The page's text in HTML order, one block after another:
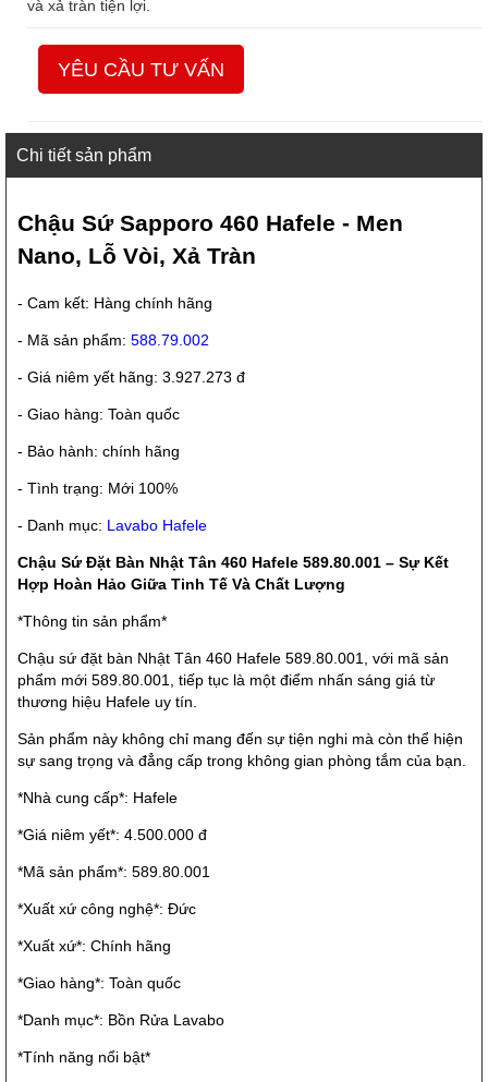
và xả tràn tiện lợi.
YÊU CẦU TƯ VẤN
Chi tiết sản phẩm
Chậu Sứ Sapporo 460 Hafele - Men
Nano, Lỗ Vòi, Xả Tràn
- Cam kết: Hàng chính hãng
- Mã sản phẩm: 588.79.002
- Giá niêm yết hãng: 3.927.273 đ
- Giao hàng: Toàn quốc
- Bảo hành: chính hãng
- Tình trạng: Mới 100%
- Danh mục: Lavabo Hafele
Chậu Sứ Đặt Bàn Nhật Tân 460 Hafele 589.80.001 – Sự Kết
Hợp Hoàn Hảo Giữa Tinh Tế Và Chất Lượng
*Thông tin sản phẩm*
Chậu sứ đặt bàn Nhật Tân 460 Hafele 589.80.001, với mã sản
phẩm mới 589.80.001, tiếp tục là một điểm nhấn sáng giá từ
thương hiệu Hafele uy tín.
Sản phẩm này không chỉ mang đến sự tiện nghi mà còn thể hiện
sự sang trọng và đẳng cấp trong không gian phòng tắm của bạn.
*Nhà cung cấp*: Hafele
*Giá niêm yết*: 4.500.000 đ
*Mã sản phẩm*: 589.80.001
*Xuất xứ công nghệ*: Đức
*Xuất xứ*: Chính hãng
*Giao hàng*: Toàn quốc
*Danh mục*: Bồn Rửa Lavabo
*Tính năng nổi bật*